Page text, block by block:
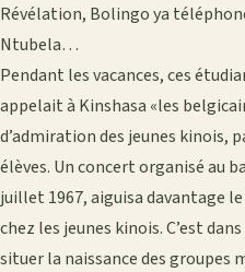
Révélation, Bolingo ya
Ntubela…
Pendant les vacances, ces
appelait à Kinshasa «les
d’admiration des jeunes kinois,
élèves. Un concert organisé au
juillet 1967, aiguisa davantage
chez les jeunes kinois. C’est
situer la naissance des groupes